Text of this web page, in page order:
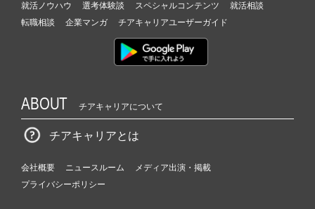
就活ノウハウ 選考体験談 スペシャルコンテンツ
就活相談
転職相談
企業マンガ チアキャリアユーザーガイド
ABOUT チアキャリアについて
チアキャリアとは
会社概要 ニュースルーム
メディア出演・掲載
プライバシーポリシー